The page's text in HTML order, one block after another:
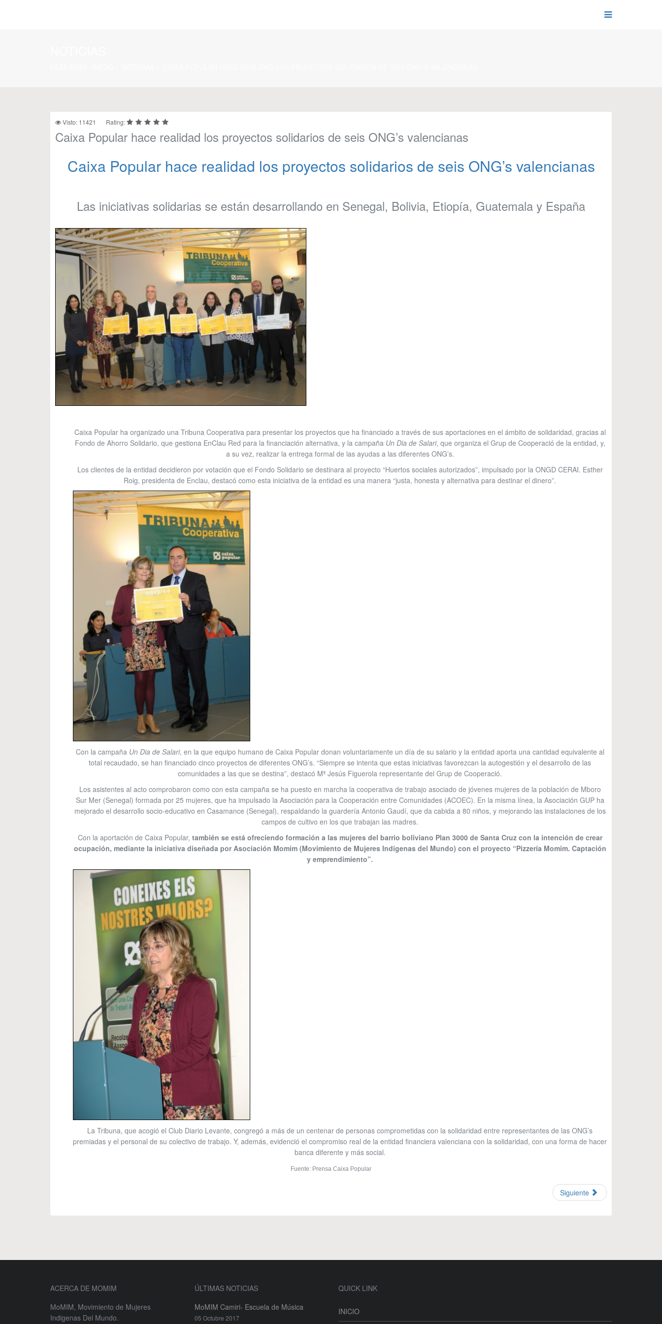
Visto: 11421 Rating:
Caixa Popular hace realidad los proyectos solidarios de seis ONG’s valencianas
Caixa Popular hace realidad los proyectos solidarios de seis ONG’s valencianas
Las iniciativas solidarias se están desarrollando en Senegal, Bolivia, Etiopía, Guatemala y España
Caixa Popular ha organizado una Tribuna Cooperativa para presentar los proyectos que ha financiado a través de sus aportaciones en el ámbito de solidaridad, gracias al
Fondo de Ahorro Solidario, que gestiona EnClau Red para la financiación alternativa, y la campaña Un Dia de Salari, que organiza el Grup de Cooperació de la entidad, y,
a su vez, realizar la entrega formal de las ayudas a las diferentes ONG’s.
Los clientes de la entidad decidieron por votación que el Fondo Solidario se destinara al proyecto “Huertos sociales autorizados”, impulsado por la ONGD CERAI. Esther
Roig, presidenta de Enclau, destacó como esta iniciativa de la entidad es una manera “justa, honesta y alternativa para destinar el dinero”.
Con la campaña Un Dia de Salari, en la que equipo humano de Caixa Popular donan voluntariamente un día de su salario y la entidad aporta una cantidad equivalente al
total recaudado, se han financiado cinco proyectos de diferentes ONG’s. “Siempre se intenta que estas iniciativas favorezcan la autogestión y el desarrollo de las
comunidades a las que se destina”, destacó Mª Jesús Figuerola representante del Grup de Cooperació.
Los asistentes al acto comprobaron como con esta campaña se ha puesto en marcha la cooperativa de trabajo asociado de jóvenes mujeres de la población de Mboro
Sur Mer (Senegal) formada por 25 mujeres, que ha impulsado la Asociación para la Cooperación entre Comunidades (ACOEC). En la misma línea, la Asociación GUP ha
mejorado el desarrollo socio-educativo en Casamance (Senegal), respaldando la guardería Antonio Gaudí, que da cabida a 80 niños, y mejorando las instalaciones de los
campos de cultivo en los que trabajan las madres.
Con la aportación de Caixa Popular, también se está ofreciendo formación a las mujeres del barrio boliviano Plan 3000 de Santa Cruz con la intención de crear
ocupación, mediante la iniciativa diseñada por Asociación Momim (Movimiento de Mujeres Indígenas del Mundo) con el proyecto “Pizzería Momim. Captación
y emprendimiento”.
La Tribuna, que acogió el Club Diario Levante, congregó a más de un centenar de personas comprometidas con la solidaridad entre representantes de las ONG’s
premiadas y el personal de su colectivo de trabajo. Y, además, evidenció el compromiso real de la entidad financiera valenciana con la solidaridad, con una forma de hacer
banca diferente y más social.
Fuente: Prensa Caixa Popular
Siguiente
ACERCA DE MOMIM
MoMIM, Movimiento de Mujeres
Indigenas Del Mundo.
ÚLTIMAS NOTICIAS
MoMIM Camiri- Escuela de Música
05 Octubre 2017
QUICK LINK
INICIO